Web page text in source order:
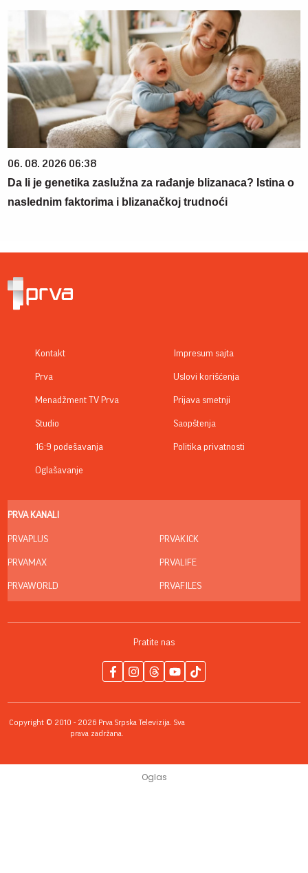
06. 08. 2026 06:38
Da li je genetika zaslužna za rađanje blizanaca? Istina o
naslednim faktorima i blizanačkoj trudnoći
Kontakt
Prva
Menadžment TV Prva
Studio
16:9 podešavanja
Oglašavanje
Impresum sajta
Uslovi korišćenja
Prijava smetnji
Saopštenja
Politika privatnosti
PRVA KANALI
PRVAPLUS
PRVAMAX
PRVAWORLD
PRVAKICK
PRVALIFE
PRVAFILES
Pratite nas
Copyright © 2010 - 2026 Prva Srpska Televizija. Sva
prava zadržana.